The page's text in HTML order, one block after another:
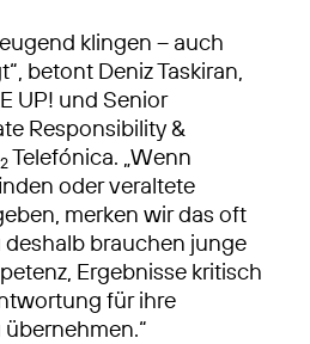
klingen – auch
betont Deniz Taskiran,
UP! und Senior
Responsibility &
2Telefónica. „Wenn
oder veraltete
merken wir das oft
brauchen junge
Ergebnisse kritisch
für ihre